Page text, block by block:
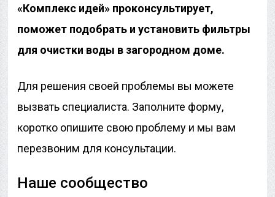
«Комплекс идей» проконсультирует,
поможет подобрать и установить фильтры
для очистки воды в загородном доме.
Для решения своей проблемы вы можете
вызвать специалиста. Заполните форму,
коротко опишите свою проблему и мы вам
перезвоним для консультации.
Наше сообщество